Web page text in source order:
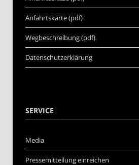
Anfahrtskarte (pdf)
Wegbeschreibung (pdf)
Datenschutzerklärung
SERVICE
Media
Pressemitteilung einreichen